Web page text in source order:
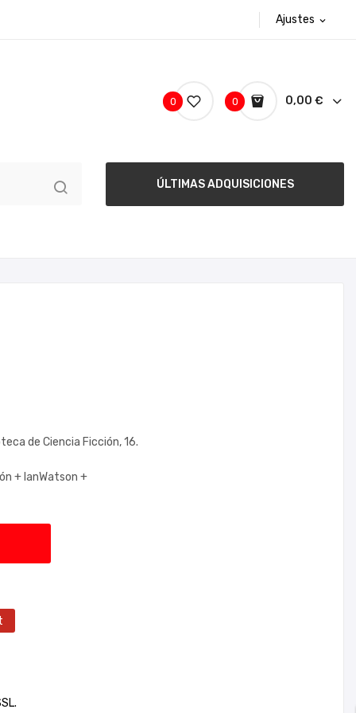
Ajustes expand_more
0 0,00 €
0
ÚLTIMAS ADQUISICIONES
de Ciencia Ficción, 16.
+ IanWatson +